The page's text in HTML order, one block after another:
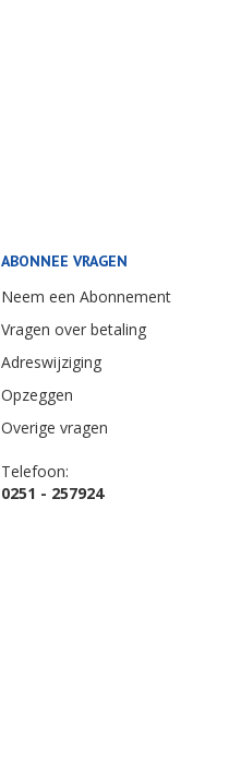
ABONNEE VRAGEN
Neem een Abonnement
Vragen over betaling
Adreswijziging
Opzeggen
Overige vragen
Telefoon:
0251 - 257924